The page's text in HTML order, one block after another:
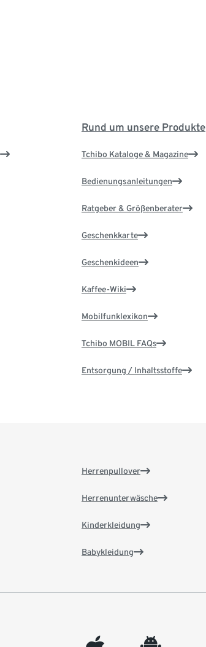
Rund um unsere Produkte
Tchibo Kataloge & Magazine
Bedienungsanleitungen
Ratgeber & Größenberater
Geschenkkarte
Geschenkideen
Kaffee-Wiki
Mobilfunklexikon
Tchibo MOBIL FAQs
Entsorgung / Inhaltsstoffe
Herrenpullover
Herrenunterwäsche
Kinderkleidung
Babykleidung